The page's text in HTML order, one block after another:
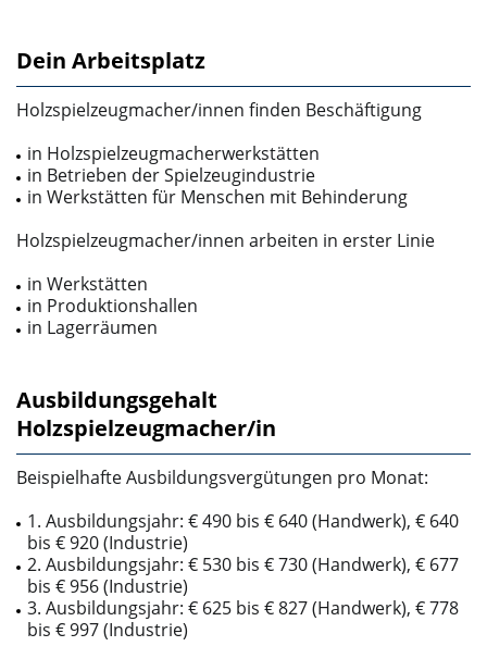
Dein Arbeitsplatz
Holzspielzeugmacher/innen finden Beschäftigung
in Holzspielzeugmacherwerkstätten
in Betrieben der Spielzeugindustrie
in Werkstätten für Menschen mit Behinderung
Holzspielzeugmacher/innen arbeiten in erster Linie
in Werkstätten
in Produktionshallen
in Lagerräumen
Ausbildungsgehalt
Holzspielzeugmacher/in
Beispielhafte Ausbildungsvergütungen pro Monat:
1. Ausbildungsjahr: € 490 bis € 640 (Handwerk), € 640
bis € 920 (Industrie)
2. Ausbildungsjahr: € 530 bis € 730 (Handwerk), € 677
bis € 956 (Industrie)
3. Ausbildungsjahr: € 625 bis € 827 (Handwerk), € 778
bis € 997 (Industrie)